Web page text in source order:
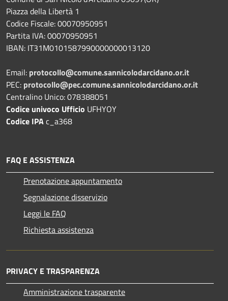
Piazza della Libertà 1
Codice Fiscale: 00070950951
Partita IVA: 00070950951
IBAN: IT31M0101587990000000013120
Email: protocollo@comune.sannicolodarcidano.or.it
PEC: protocollo@pec.comune.sannicolodarcidano.or.it
Centralino Unico: 078388051
Codice univoco Ufficio UFHYOY
Codice IPAc_a368
FAQ E ASSISTENZA
Prenotazione appuntamento
Segnalazione disservizio
Leggi le FAQ
Richiesta assistenza
PRIVACY E TRASPARENZA
Amministrazione trasparente